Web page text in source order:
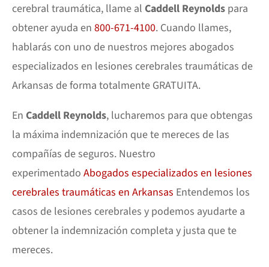
cerebral traumática, llame al Caddell Reynolds para
obtener ayuda en 800-671-4100. Cuando llames,
hablarás con uno de nuestros mejores abogados
especializados en lesiones cerebrales traumáticas de
Arkansas de forma totalmente GRATUITA.
En Caddell Reynolds, lucharemos para que obtengas
la máxima indemnización que te mereces de las
compañías de seguros. Nuestro
experimentado Abogados especializados en lesiones
cerebrales traumáticas en Arkansas Entendemos los
casos de lesiones cerebrales y podemos ayudarte a
obtener la indemnización completa y justa que te
mereces.